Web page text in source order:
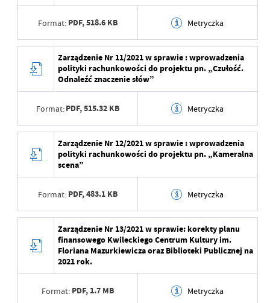
Ostatnio zaktualizował Anna Woźna
Data ostatniej
aktualizacji
2023-02-15 10:00:22
Ostatnio zaktualizował Anna Woźna
Format: PDF,518.6 KB Metryczka
Wytworzył Anna Woźna
Data ostatniej
aktualizacji
2023-02-15 10:00:22
Ostatnio zaktualizował Anna Woźna
Zarządzenie Nr 11/2021 w sprawie : wprowadzenia
polityki rachunkowości do projektu pn. „Czułość.
Odnaleźć znaczenie słów”
Format:PDF,515.32 KB Metryczka
Wytworzył Anna Woźna
Data ostatniej
aktualizacji
2023-02-15 10:00:22
Ostatnio zaktualizował
Zarządzenie Nr 12/2021 w sprawie : wprowadzenia
polityki rachunkowości do projektu pn. „Kameralna
scena”
Format: PDF,483.1 KB Metryczka
Wytworzył Anna Woźna
Opublikował Anna Woźna
Zarządzenie Nr 13/2021 w sprawie: korekty planu
finansowego Kwileckiego Centrum Kultury im.
Floriana Mazurkiewicza oraz Biblioteki Publicznej na
2021 rok.
Format: PDF, 1.7 MB Metryczka